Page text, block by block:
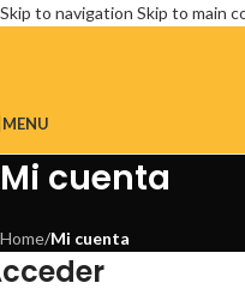
Skip to navigation Skip to main
MENU
Mi cuenta
Home/Mi cuenta